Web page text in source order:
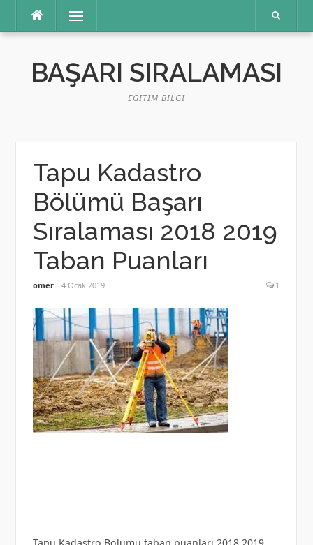
Menü
BAŞARI SIRALAMASI
EĞITIM BILGI
Tapu Kadastro
Bölümü Başarı
Sıralaması 2018 2019
Taban Puanları
omer 4 Ocak 2019 1